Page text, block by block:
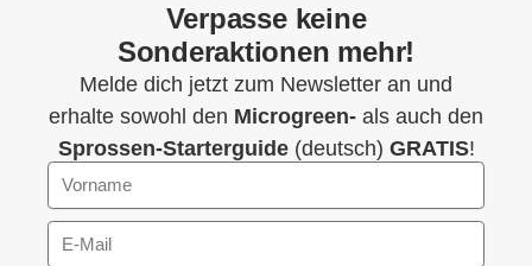
Verpasse keine
Sonderaktionen mehr!
Melde dich jetzt zum Newsletter an und
erhalte sowohl den Microgreen- als auch den
Sprossen-Starterguide(deutsch) GRATIS!